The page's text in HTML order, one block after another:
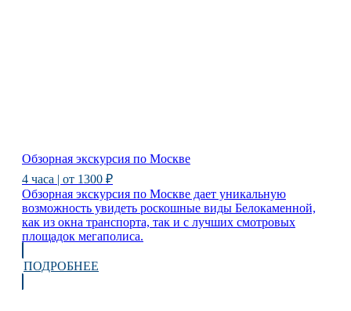
Обзорная экскурсия по Москве
4 часа | от 1300 ₽
Обзорная экскурсия по Москве дает уникальную
возможность увидеть роскошные виды Белокаменной,
как из окна транспорта, так и с лучших смотровых
площадок мегаполиса.
ПОДРОБНЕЕ